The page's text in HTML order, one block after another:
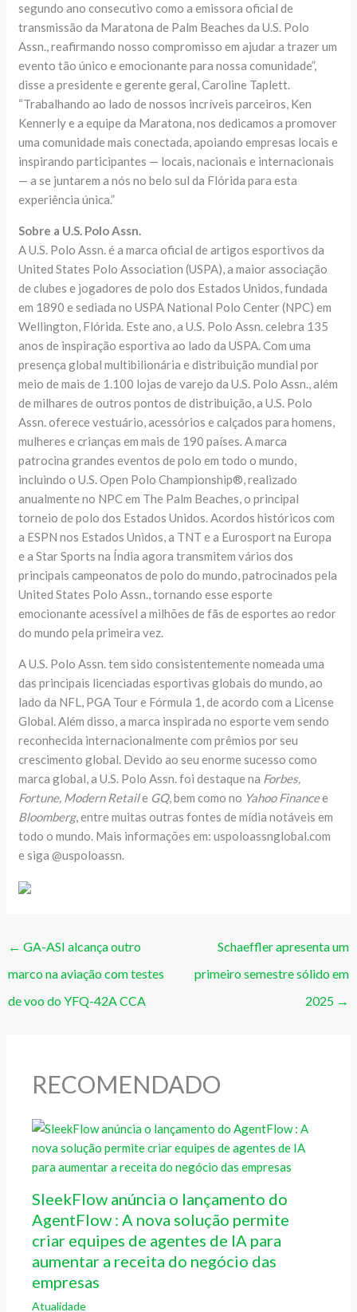
segundo ano consecutivo como a emissora oficial de
transmissão da Maratona de Palm Beaches da U.S. Polo
Assn., reafirmando nosso compromisso em ajudar a trazer um
evento tão único e emocionante para nossa comunidade”,
disse a presidente e gerente geral, Caroline Taplett.
“Trabalhando ao lado de nossos incríveis parceiros, Ken
Kennerly e a equipe da Maratona, nos dedicamos a promover
uma comunidade mais conectada, apoiando empresas locais e
inspirando participantes — locais, nacionais e internacionais
— a se juntarem a nós no belo sul da Flórida para esta
experiência única.”
Sobre a U.S. Polo Assn.
A U.S. Polo Assn. é a marca oficial de artigos esportivos da
United States Polo Association (USPA), a maior associação
de clubes e jogadores de polo dos Estados Unidos, fundada
em 1890 e sediada no USPA National Polo Center (NPC) em
Wellington, Flórida. Este ano, a U.S. Polo Assn. celebra 135
anos de inspiração esportiva ao lado da USPA. Com uma
presença global multibilionária e distribuição mundial por
meio de mais de 1.100 lojas de varejo da U.S. Polo Assn., além
de milhares de outros pontos de distribuição, a U.S. Polo
Assn. oferece vestuário, acessórios e calçados para homens,
mulheres e crianças em mais de 190 países. A marca
patrocina grandes eventos de polo em todo o mundo,
incluindo o U.S. Open Polo Championship®, realizado
anualmente no NPC em The Palm Beaches, o principal
torneio de polo dos Estados Unidos. Acordos históricos com
a ESPN nos Estados Unidos, a TNT e a Eurosport na Europa
e a Star Sports na Índia agora transmitem vários dos
principais campeonatos de polo do mundo, patrocinados pela
United States Polo Assn., tornando esse esporte
emocionante acessível a milhões de fãs de esportes ao redor
do mundo pela primeira vez.
A U.S. Polo Assn. tem sido consistentemente nomeada uma
das principais licenciadas esportivas globais do mundo, ao
lado da NFL, PGA Tour e Fórmula 1, de acordo com a License
Global. Além disso, a marca inspirada no esporte vem sendo
reconhecida internacionalmente com prêmios por seu
crescimento global. Devido ao seu enorme sucesso como
marca global, a U.S. Polo Assn. foi destaque na Forbes,
Fortune, Modern Retaile GQ, bem como no Yahoo Financee
Bloomberg, entre muitas outras fontes de mídia notáveis ​​em
todo o mundo. Mais informações em: uspoloassnglobal.com
e siga @uspoloassn.
← GA-ASI alcança outro
marco na aviação com testes
de voo do YFQ-42A CCA
Schaeffler apresenta um
primeiro semestre sólido em
2025 →
RECOMENDADO
SleekFlow anúncia o lançamento do
AgentFlow : A nova solução permite
criar equipes de agentes de IA para
aumentar a receita do negócio das
empresas
Atualidade